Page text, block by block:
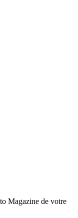
Magazine de votre